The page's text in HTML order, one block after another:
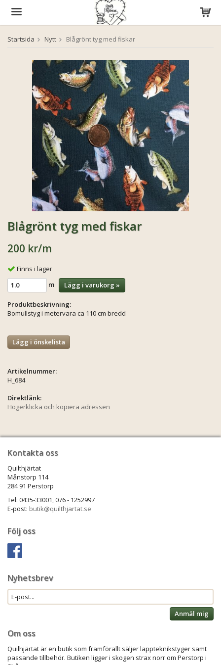
Produkten har blivit tillagd i varukorgen
Startsida Nytt Blågrönt tyg med fiskar
Blågrönt tyg med fiskar
200 kr/m
Finns i lager
m
Lägg i varukorg »
Produktbeskrivning:
Bomullstyg i metervara ca 110 cm bredd
Lägg i önskelista
Artikelnummer:
H_684
Direktlänk:
Högerklicka och kopiera adressen
Kontakta oss
Quilthjärtat
Månstorp 114
284 91 Perstorp
Tel: 0435-33001, 076 - 1252997
E-post: butik@quilthjartat.se
Följ oss
Nyhetsbrev
Anmäl mig
Om oss
Quilhjärtat är en butik som framförallt säljer lappteknikstyger samt
passande tillbehör. Butiken ligger i skogen strax norr om Perstorp i